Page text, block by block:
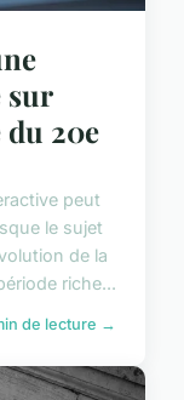
sur
20e
peut
le sujet
de la
riche...
de lecture →